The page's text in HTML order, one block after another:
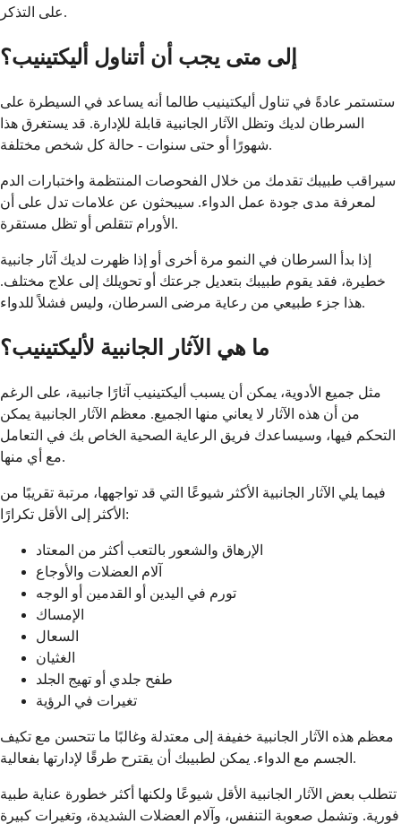
على التذكر.
إلى متى يجب أن أتناول أليكتينيب؟
ستستمر عادةً في تناول أليكتينيب طالما أنه يساعد في السيطرة على
السرطان لديك وتظل الآثار الجانبية قابلة للإدارة. قد يستغرق هذا
شهورًا أو حتى سنوات - حالة كل شخص مختلفة.
سيراقب طبيبك تقدمك من خلال الفحوصات المنتظمة واختبارات الدم
لمعرفة مدى جودة عمل الدواء. سيبحثون عن علامات تدل على أن
الأورام تتقلص أو تظل مستقرة.
إذا بدأ السرطان في النمو مرة أخرى أو إذا ظهرت لديك آثار جانبية
خطيرة، فقد يقوم طبيبك بتعديل جرعتك أو تحويلك إلى علاج مختلف.
هذا جزء طبيعي من رعاية مرضى السرطان، وليس فشلاً للدواء.
ما هي الآثار الجانبية لأليكتينيب؟
مثل جميع الأدوية، يمكن أن يسبب أليكتينيب آثارًا جانبية، على الرغم
من أن هذه الآثار لا يعاني منها الجميع. معظم الآثار الجانبية يمكن
التحكم فيها، وسيساعدك فريق الرعاية الصحية الخاص بك في التعامل
مع أي منها.
فيما يلي الآثار الجانبية الأكثر شيوعًا التي قد تواجهها، مرتبة تقريبًا من
الأكثر إلى الأقل تكرارًا:
الإرهاق والشعور بالتعب أكثر من المعتاد
آلام العضلات والأوجاع
تورم في اليدين أو القدمين أو الوجه
الإمساك
السعال
الغثيان
طفح جلدي أو تهيج الجلد
تغيرات في الرؤية
معظم هذه الآثار الجانبية خفيفة إلى معتدلة وغالبًا ما تتحسن مع تكيف
الجسم مع الدواء. يمكن لطبيبك أن يقترح طرقًا لإدارتها بفعالية.
تتطلب بعض الآثار الجانبية الأقل شيوعًا ولكنها أكثر خطورة عناية طبية
فورية. وتشمل صعوبة التنفس، وآلام العضلات الشديدة، وتغيرات كبيرة